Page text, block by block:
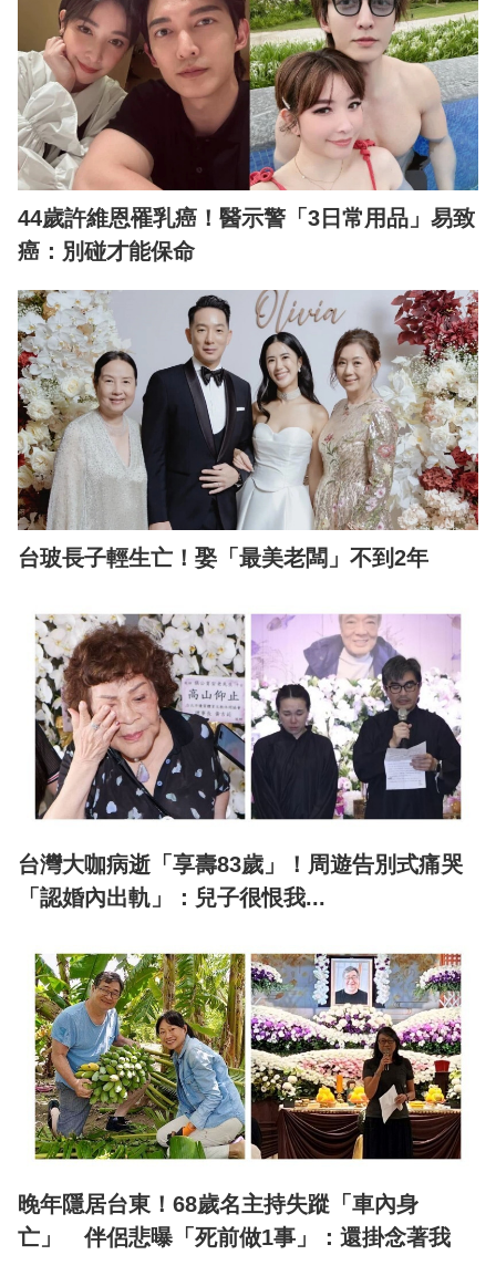
44歲許維恩罹乳癌！醫示警「3日常用品」易致
癌：別碰才能保命
台玻長子輕生亡！娶「最美老闆」不到2年
台灣大咖病逝「享壽83歲」！周遊告別式痛哭
「認婚內出軌」：兒子很恨我...
晚年隱居台東！68歲名主持失蹤「車內身
亡」 伴侶悲曝「死前做1事」：還掛念著我